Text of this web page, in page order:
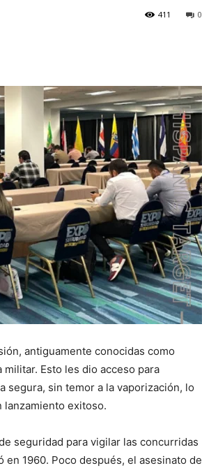
0
411
antiguamente conocidas como
Esto les dio acceso para
segura, sin temor a la vaporización, lo
exitoso.
seguridad para vigilar las concurridas
1960. Poco después, el asesinato de